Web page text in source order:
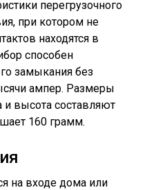
перегрузочного
при котором не
находятся в
способен
замыкания без
ампер. Размеры
высота составляют
160 грамм.
на входе дома или